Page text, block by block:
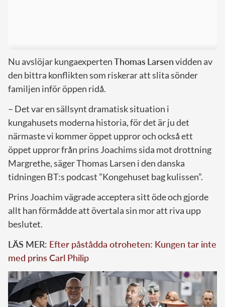
Nu avslöjar kungaexpertenThomas Larsenvidden av
den bittra konflikten som riskerar att slita sönder
familjen inför öppen ridå.
– Det var en sällsynt dramatisk situation i
kungahusets moderna historia, för det är ju det
närmaste vi kommer öppet uppror och också ett
öppet uppror från prins Joachims sida mot drottning
Margrethe, säger Thomas Larsen i den danska
tidningen BT:s podcast ”Kongehuset bag kulissen”.
Prins Joachim vägrade acceptera sitt öde och gjorde
allt han förmådde att övertala sin mor att riva upp
beslutet.
LÄS MER: Efter påstådda otroheten: Kungen tar inte
med prins Carl Philip